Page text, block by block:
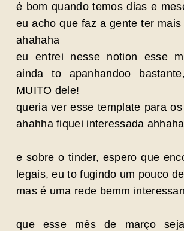
é bom quando temos dias e
eu acho que faz a gente ter
ahahaha
eu entrei nesse notion esse
ainda to apanhandoo
MUITO dele!
queria ver esse template para
ahahha fiquei interessada ahhaha
e sobre o tinder, espero que
legais, eu to fugindo um pouco
mas é uma rede bemm
que esse mês de março